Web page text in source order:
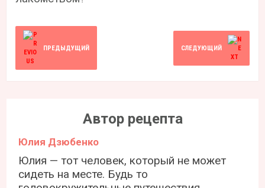
ПРЕДЫДУЩИЙ СЛЕДУЮЩИЙ
Автор рецепта
Юлия Дзюбенко
Юлия — тот человек, который не может
сидеть на месте. Будь то